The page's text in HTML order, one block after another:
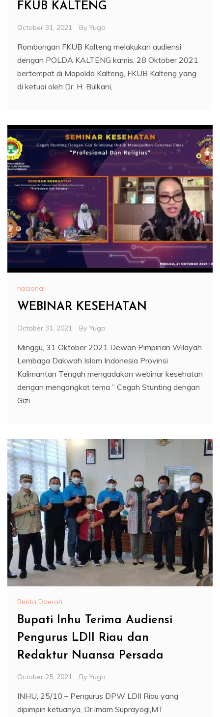
FKUB KALTENG
October 31, 2021 By Yugo
Rombongan FKUB Kalteng melakukan audiensi
dengan POLDA KALTENG kamis, 28 Oktober 2021
bertempat di Mapolda Kalteng, FKUB Kalteng yang
di ketuai oleh Dr. H. Bulkani,
nasional
WEBINAR KESEHATAN
October 31, 2021 By Yugo
Minggu, 31 Oktober 2021 Dewan Pimpinan Wilayah
Lembaga Dakwah Islam Indonesia Provinsi
Kalimantan Tengah mengadakan webinar kesehatan
dengan mengangkat tema ” Cegah Stunting dengan
Gizi
Berita Daerah
Bupati Inhu Terima Audiensi
Pengurus LDII Riau dan
Redaktur Nuansa Persada
October 25, 2021 By Yugo
INHU, 25/10 – Pengurus DPW LDII Riau yang
dipimpin ketuanya, Dr.Imam Suprayogi,MT